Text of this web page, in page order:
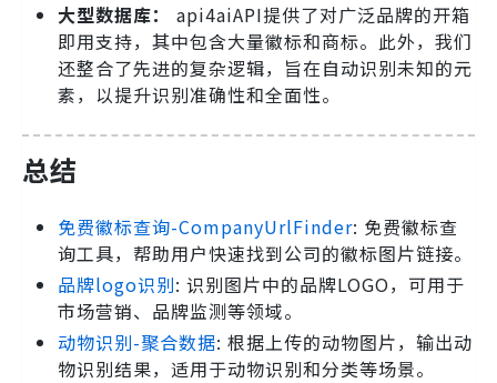
大型数据库：
api4aiAPI提供了对广泛品牌的开箱
即用支持，其中包含大量徽标和商标。此外，我们
还整合了先进的复杂逻辑，旨在自动识别未知的元
素，以提升识别准确性和全面性。
总结
免费徽标查询-CompanyUrlFinder: 免费徽标查
询工具，帮助用户快速找到公司的徽标图片链接。
品牌logo识别: 识别图片中的品牌LOGO，可用于
市场营销、品牌监测等领域。
动物识别-聚合数据: 根据上传的动物图片，输出动
物识别结果，适用于动物识别和分类等场景。